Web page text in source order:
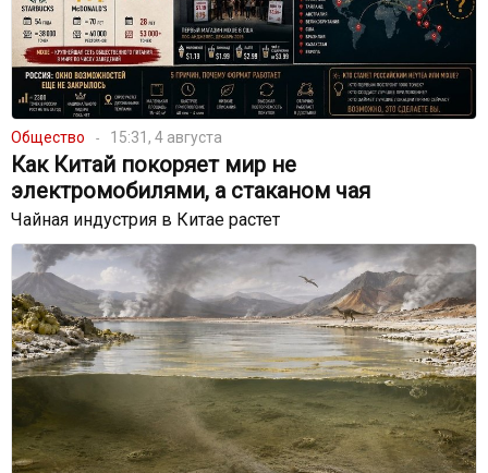
Общество 15:31, 4 августа
Как Китай покоряет мир не
электромобилями, а стаканом чая
Чайная индустрия в Китае растет